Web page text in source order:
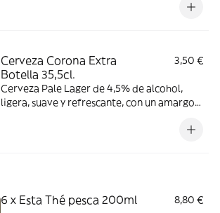
Cerveza Corona Extra
Botella 35,5cl.
3,50 €
Cerveza Pale Lager de 4,5% de alcohol,
ligera, suave y refrescante, con un amargor
6 x Esta Thé pesca 200ml 8,80 €